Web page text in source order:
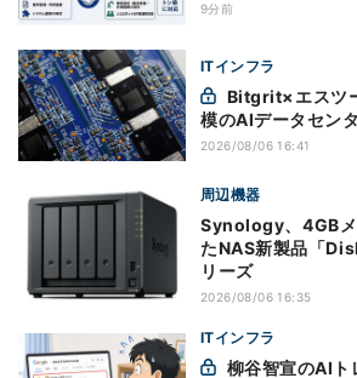
9分前
ITインフラ
模のAIデータセン
2026/08/06 16:41
周辺機器
Synology、4GBメ
たNAS新製品「
リーズ
2026/08/06 16:35
ITインフラ